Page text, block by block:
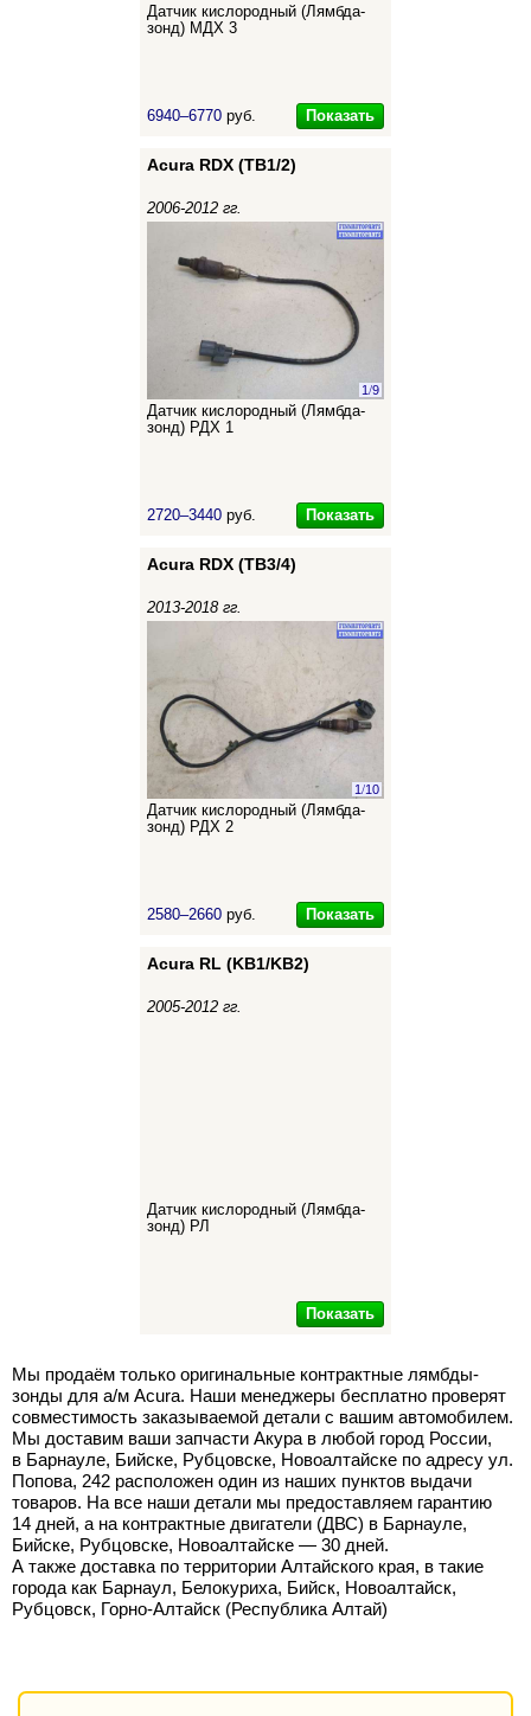
Датчик кислородный (Лямбда-
зонд) МДХ 3
6940–6770 руб. Показать
Acura RDX (TB1/2)
2006-2012 гг.
1/9
Датчик кислородный (Лямбда-
зонд) РДХ 1
2720–3440 руб. Показать
Acura RDX (TB3/4)
2013-2018 гг.
1/10
Датчик кислородный (Лямбда-
зонд) РДХ 2
2580–2660 руб. Показать
Acura RL (KB1/KB2)
2005-2012 гг.
Датчик кислородный (Лямбда-
зонд) РЛ
Показать
Мы продаём только оригинальные контрактные лямбды-
зонды для а/м Acura. Наши менеджеры бесплатно проверят
совместимость заказываемой детали с вашим автомобилем.
Мы доставим ваши запчасти Акура в любой город России,
в Барнауле, Бийске, Рубцовске, Новоалтайске по адресу ул.
Попова, 242 расположен один из наших пунктов выдачи
товаров. На все наши детали мы предоставляем гарантию
14 дней, а на контрактные двигатели (ДВС) в Барнауле,
Бийске, Рубцовске, Новоалтайске — 30 дней.
А также доставка по территории Алтайского края, в такие
города как Барнаул, Белокуриха, Бийск, Новоалтайск,
Рубцовск, Горно-Алтайск (Республика Алтай)